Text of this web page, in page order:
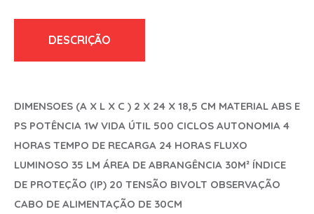
DESCRIÇÃO
DIMENSOES (A X L X C ) 2 X 24 X 18,5 CM MATERIAL ABS E
PS POTÊNCIA 1W VIDA ÚTIL 500 CICLOS AUTONOMIA 4
HORAS TEMPO DE RECARGA 24 HORAS FLUXO
LUMINOSO 35 LM ÁREA DE ABRANGÊNCIA 30M² ÍNDICE
DE PROTEÇÃO (IP) 20 TENSÃO BIVOLT OBSERVAÇÃO
CABO DE ALIMENTAÇÃO DE 30CM